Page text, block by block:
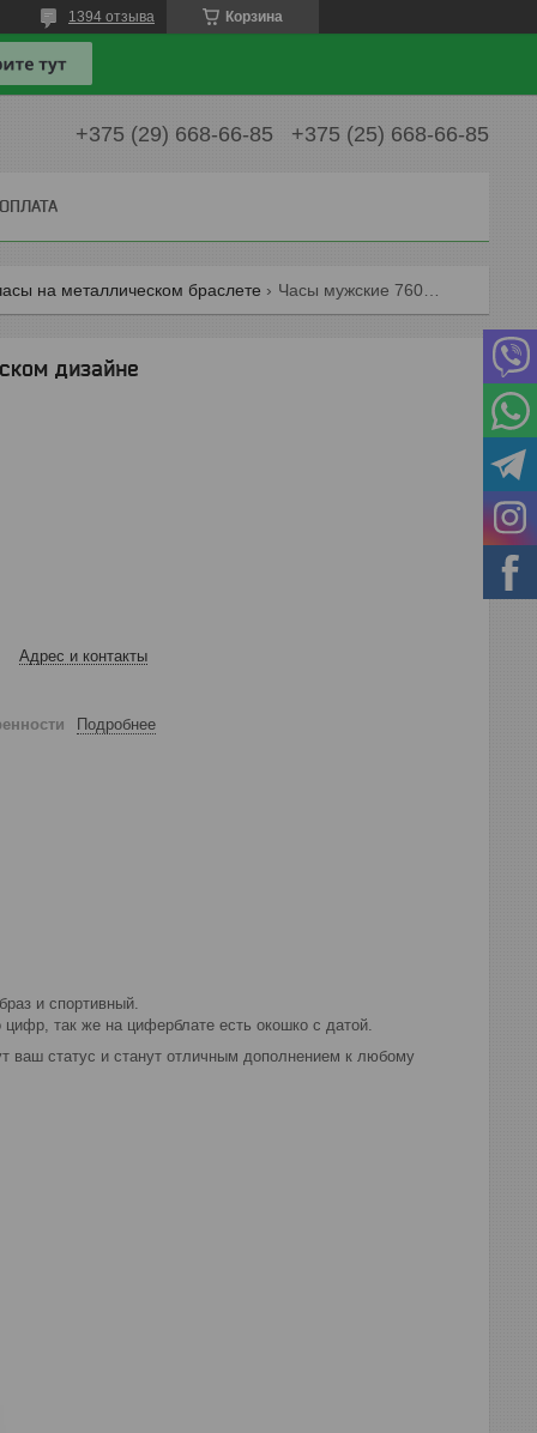
Корзина
1394 отзыва
+375 (29) 668-66-85 +375 (25) 668-66-85
на металлическом браслете
дизайне
Адрес и контакты
Подробнее
и спортивный.
так же на циферблате есть окошко с датой.
ваш статус и станут отличным дополнением к любому